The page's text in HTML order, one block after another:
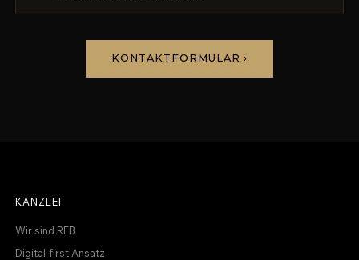
KONTAKTFORMULAR ›
KANZLEI
Wir sind REB
Digital-first Ansatz